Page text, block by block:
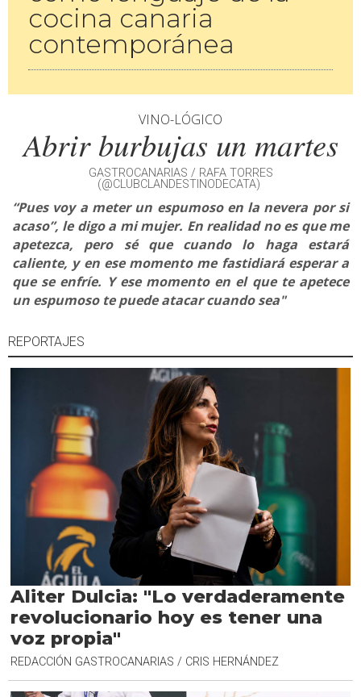
cocina canaria
contemporánea
VINO-LÓGICO
Abrir burbujas un martes
GASTROCANARIAS / RAFA TORRES
(@CLUBCLANDESTINODECATA)
“Pues voy a meter un espumoso en la nevera por si
acaso”, le digo a mi mujer. En realidad no es que me
apetezca, pero sé que cuando lo haga estará
caliente, y en ese momento me fastidiará esperar a
que se enfríe. Y ese momento en el que te apetece
un espumoso te puede atacar cuando sea"
REPORTAJES
Aliter Dulcia: "Lo verdaderamente
revolucionario hoy es tener una
voz propia"
REDACCIÓN GASTROCANARIAS / CRIS HERNÁNDEZ